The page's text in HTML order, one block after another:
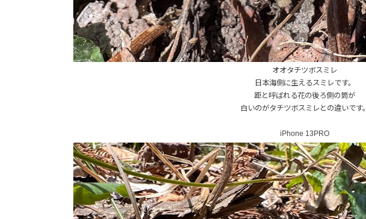
オオタチツボスミレ
日本海側に生えるスミレです。
距と呼ばれる花の後ろ側の筒が
白いのがタチツボスミレとの違いです。
iPhone 13PRO